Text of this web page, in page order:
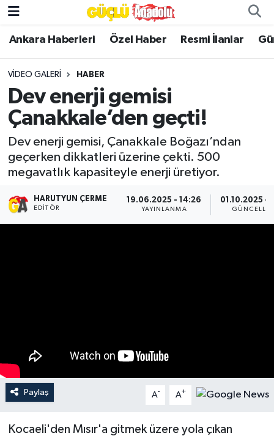
Ankara Haberleri Özel Haber Resmi İlanlar
VIDEO GALERI HABER
Dev enerji gemisi
Çanakkale’den geçti!
Dev enerji gemisi, Çanakkale Boğazı’ndan
geçerken dikkatleri üzerine çekti. 500
megavatlık kapasiteyle enerji üretiyor.
HARUTYUN ÇERME
EDITÖR
19.06.2025 - 14:26
YAYINLANMA
01.10.2025 -
Paylaş A- A+
Kocaeli'den Mısır'a gitmek üzere yola çıkan
Özel Haber
Ankara Haberleri
Resmi İlanlar
Ekonomi
Gündem
Asayiş
Çocuk
Eğitim